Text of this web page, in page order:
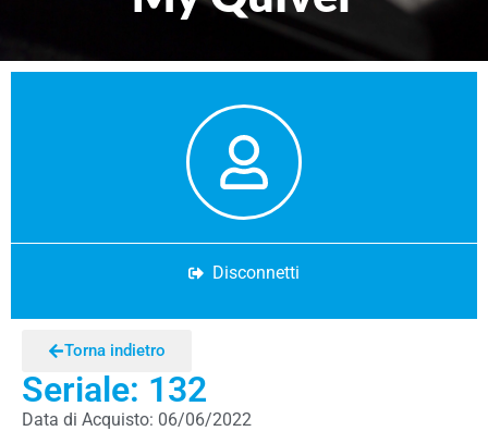
Disconnetti
Torna indietro
Seriale: 132
Data di Acquisto: 06/06/2022